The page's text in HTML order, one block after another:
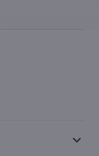
keyboard_arrow_down